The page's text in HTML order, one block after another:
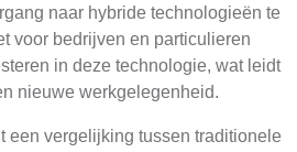
naar hybride technologieën te
voor bedrijven en particulieren
in deze technologie, wat leidt
nieuwe werkgelegenheid.
een vergelijking tussen traditionele